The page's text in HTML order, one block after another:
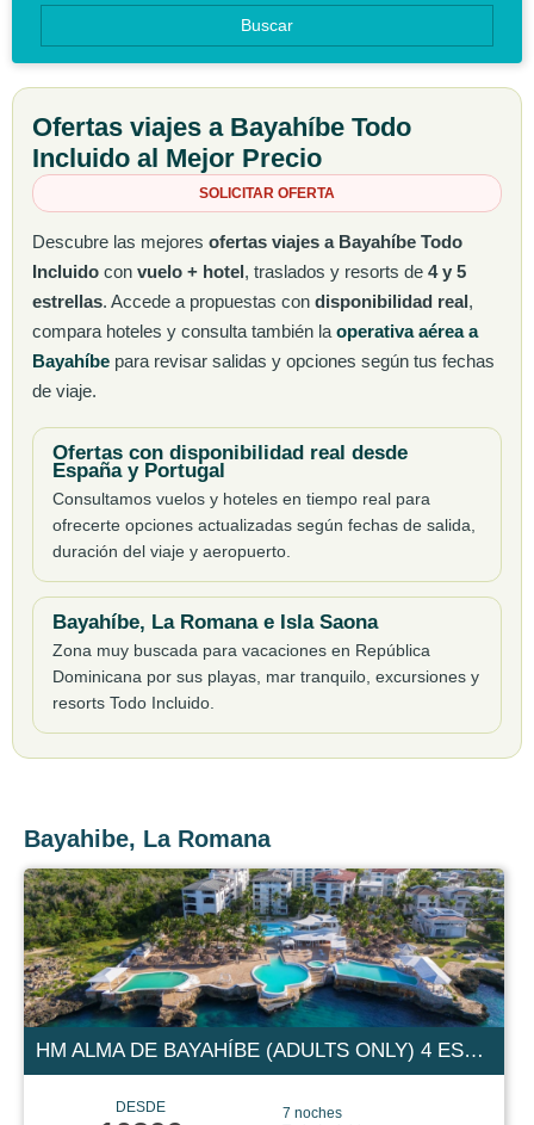
GUIAS DE VIAJES
Buscar
Ofertas viajes a Bayahíbe Todo
Incluido al Mejor Precio
SOLICITAR OFERTA
Descubre las mejores ofertas viajes a Bayahíbe Todo
Incluido con vuelo + hotel, traslados y resorts de 4 y 5
estrellas. Accede a propuestas con disponibilidad real,
compara hoteles y consulta también la operativa aérea a
Bayahíbe para revisar salidas y opciones según tus fechas
de viaje.
Ofertas con disponibilidad real desde
España y Portugal
Consultamos vuelos y hoteles en tiempo real para
ofrecerte opciones actualizadas según fechas de salida,
duración del viaje y aeropuerto.
Bayahíbe, La Romana e Isla Saona
Zona muy buscada para vacaciones en República
Dominicana por sus playas, mar tranquilo, excursiones y
resorts Todo Incluido.
Bayahibe, La Romana
HM ALMA DE BAYAHÍBE (ADULTS ONLY) 4 ESTRELLAS
DESDE
7 noches